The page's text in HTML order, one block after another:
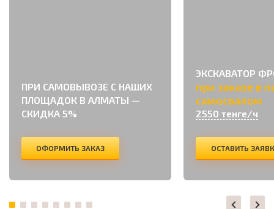
ПРИ САМОВЫВОЗЕ С НАШИХ
ПЛОЩАДОК В АЛМАТЫ —
СКИДКА 5%
ОФОРМИТЬ ЗАКАЗ
ЭКСКАВАТОР
при заказе в
самосвалом
2550 тенге/ч
ОСТАВИТЬ